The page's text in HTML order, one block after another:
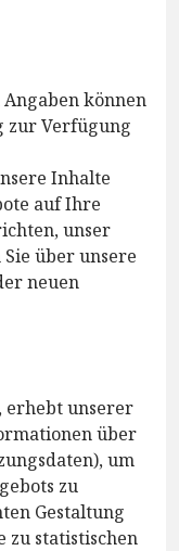
können
zur Verfügung
Inhalte
auf Ihre
unser
über unsere
neuen
erhebt unserer
über
um
zu
Gestaltung
zu statistischen